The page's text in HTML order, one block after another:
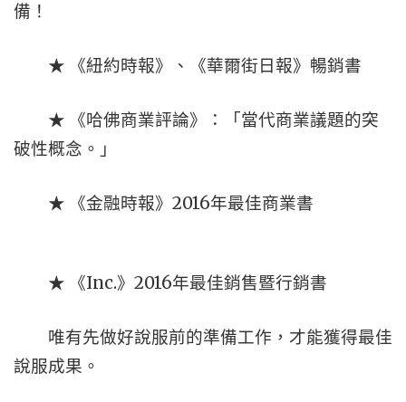
備！
★ 《紐約時報》、《華爾街日報》暢銷書
★ 《哈佛商業評論》：「當代商業議題的突
破性概念。」
★ 《金融時報》2016年最佳商業書
★ 《Inc.》2016年最佳銷售暨行銷書
唯有先做好說服前的準備工作，才能獲得最佳
說服成果。